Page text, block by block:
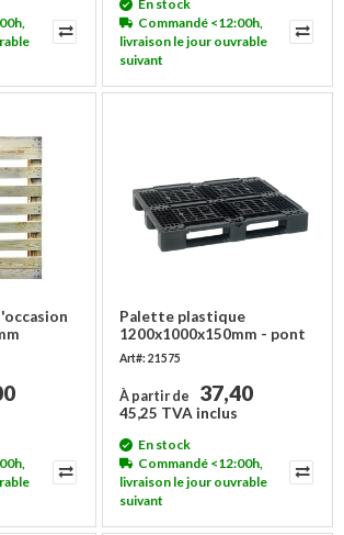
En stock
Commandé <12:00h,
livraison le jour ouvrable
suivant
Palette plastique
1200x1000x150mm - pont
ouvert, sans rebord
Art#: 21575
À partir de 37,40
45,25 TVA inclus
En stock
Commandé <12:00h,
livraison le jour ouvrable
suivant